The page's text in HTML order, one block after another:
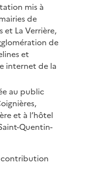
mis à
de
et La Verrière,
de
et
internet de la
au public
et à l’hôtel
Quentin-
contribution